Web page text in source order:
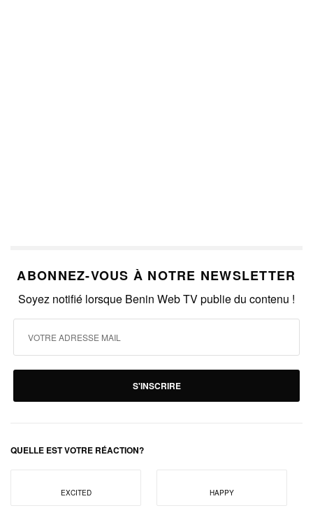
ABONNEZ-VOUS À NOTRE NEWSLETTER
Soyez notifié lorsque Benin Web TV publie du contenu !
S'INSCRIRE
QUELLE EST VOTRE RÉACTION?
EXCITED HAPPY